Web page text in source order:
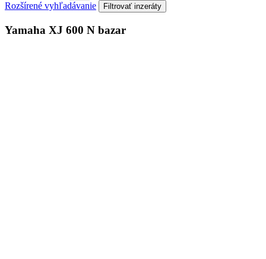
Rozšírené vyhľadávanie
Yamaha XJ 600 N bazar